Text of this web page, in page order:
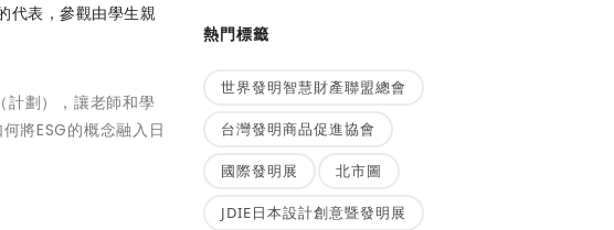
代表，參觀由學生親
計劃），讓老師和學
將ESG的概念融入日
熱門標籤
世界發明智慧財產聯盟總會
台灣發明商品促進協會
國際發明展 北市圖
JDIE日本設計創意暨發明展